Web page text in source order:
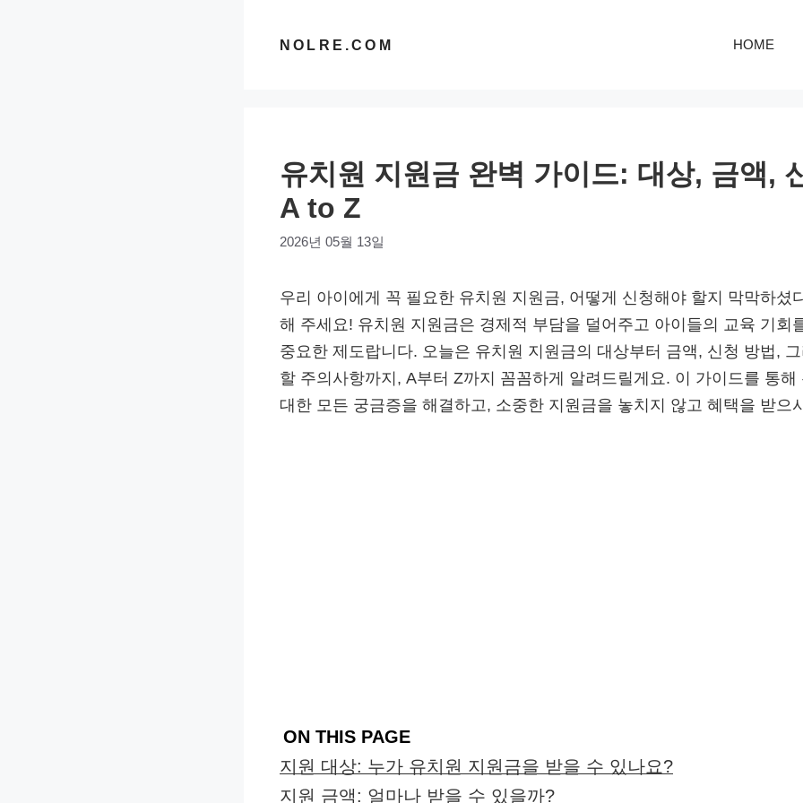
NOLRE.COM HOME
유치원 지원금 완벽 가이드: 대상, 금액,
A to Z
2026년 05월 13일
우리 아이에게 꼭 필요한 유치원 지원금, 어떻게 신청해야 할지 막막하셨
해 주세요! 유치원 지원금은 경제적 부담을 덜어주고 아이들의 교육 기회
중요한 제도랍니다. 오늘은 유치원 지원금의 대상부터 금액, 신청 방법,
할 주의사항까지, A부터 Z까지 꼼꼼하게 알려드릴게요. 이 가이드를 통해
대한 모든 궁금증을 해결하고, 소중한 지원금을 놓치지 않고 혜택을 받으
ON THIS PAGE
지원 대상: 누가 유치원 지원금을 받을 수 있나요?
지원 금액: 얼마나 받을 수 있을까?